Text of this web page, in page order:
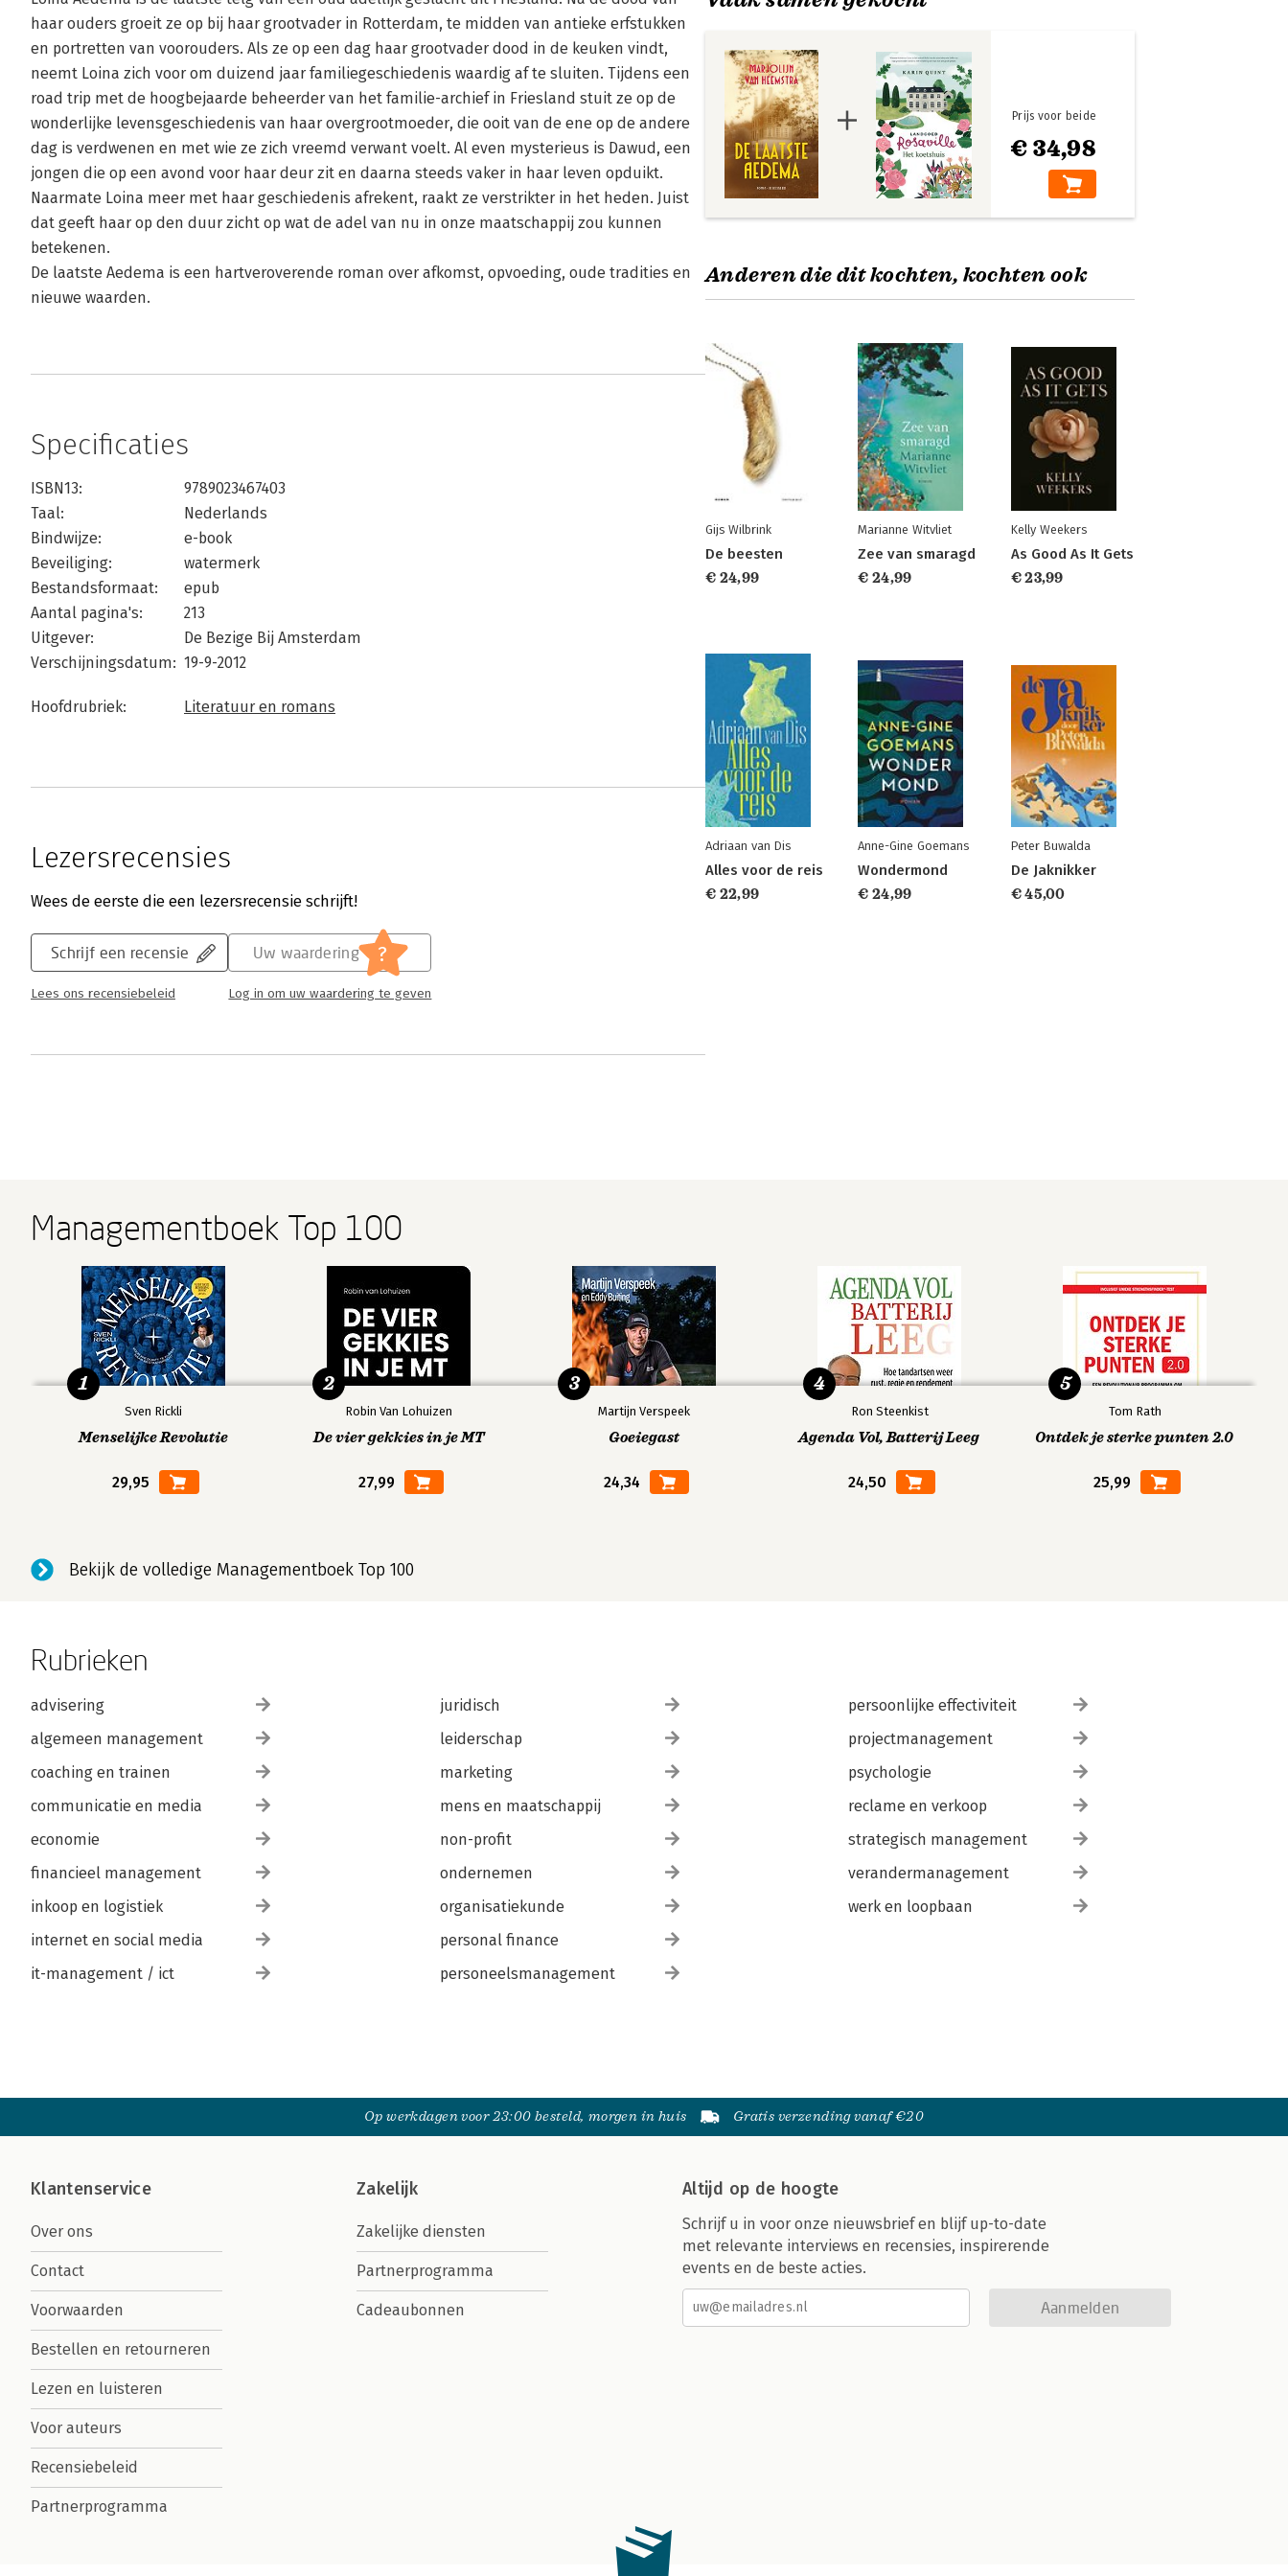
haar ouders groeit ze op bij haar grootvader in Rotterdam, te midden van antieke erfstukken
en portretten van voorouders. Als ze op een dag haar grootvader dood in de keuken vindt,
neemt Loina zich voor om duizend jaar familiegeschiedenis waardig af te sluiten. Tijdens een
road trip met de hoogbejaarde beheerder van het familie-archief in Friesland stuit ze op de
wonderlijke levensgeschiedenis van haar overgrootmoeder, die ooit van de ene op de andere
dag is verdwenen en met wie ze zich vreemd verwant voelt. Al even mysterieus is Dawud, een
jongen die op een avond voor haar deur zit en daarna steeds vaker in haar leven opduikt.
Naarmate Loina meer met haar geschiedenis afrekent, raakt ze verstrikter in het heden. Juist
dat geeft haar op den duur zicht op wat de adel van nu in onze maatschappij zou kunnen
betekenen.
De laatste Aedema is een hartveroverende roman over afkomst, opvoeding, oude tradities en
nieuwe waarden.
Specificaties
ISBN13:
9789023467403
Taal:
Nederlands
Bindwijze:
e-book
Beveiliging:
watermerk
Bestandsformaat:
epub
Aantal pagina's:
213
Uitgever:
De Bezige Bij Amsterdam
Verschijningsdatum: 19-9-2012
Hoofdrubriek: Literatuur en romans
Lezersrecensies
Wees de eerste die een lezersrecensie schrijft!
Schrijf een recensie
Lees ons recensiebeleid
Uw waardering ?
Log in om uw waardering te geven
€ 34,98
Prijs voor beide
Anderen die dit kochten, kochten ook
Gijs Wilbrink
De beesten
€ 24,99
Marianne Witvliet
Zee van smaragd
€ 24,99
Kelly Weekers
As Good As It Gets
€ 23,99
Adriaan van Dis
Alles voor de reis
€ 22,99
Anne-Gine Goemans
Wondermond
€ 24,99
Peter Buwalda
De Jaknikker
€ 45,00
Managementboek Top 100
Sven Rickli
Menselijke Revolutie
29,95
1
Robin Van Lohuizen
De vier gekkies in je MT
27,99
2
Martijn Verspeek
Goeiegast
24,34
3
Ron Steenkist
Agenda Vol, Batterij Leeg
24,50
4
Tom Rath
Ontdek je sterke punten 2.0
25,99
5
Bekijk de volledige Managementboek Top 100
Rubrieken
advisering
algemeen management
coaching en trainen
communicatie en media
economie
financieel management
inkoop en logistiek
internet en social media
it-management / ict
juridisch
leiderschap
marketing
mens en maatschappij
non-profit
ondernemen
organisatiekunde
personal finance
personeelsmanagement
persoonlijke effectiviteit
projectmanagement
psychologie
reclame en verkoop
strategisch management
verandermanagement
werk en loopbaan
Op werkdagen voor 23:00 besteld, morgen in huis Gratis verzending vanaf €20
Klantenservice
Over ons
Contact
Voorwaarden
Bestellen en retourneren
Lezen en luisteren
Voor auteurs
Recensiebeleid
Partnerprogramma
Zakelijk
Zakelijke diensten
Partnerprogramma
Cadeaubonnen
Altijd op de hoogte
Schrijf u in voor onze nieuwsbrief en blijf up-to-date
met relevante interviews en recensies, inspirerende
events en de beste acties.
Aanmelden